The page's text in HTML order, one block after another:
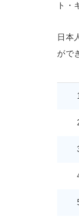
ト・
日本
がで